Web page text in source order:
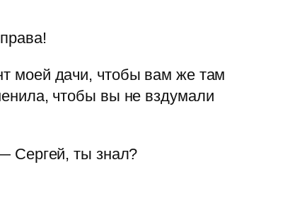
моей дачи, чтобы вам же там
чтобы вы не вздумали
Сергей, ты знал?